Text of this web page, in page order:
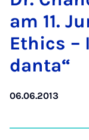
am 11.
Ethics
dan­ta“
06.06.2013